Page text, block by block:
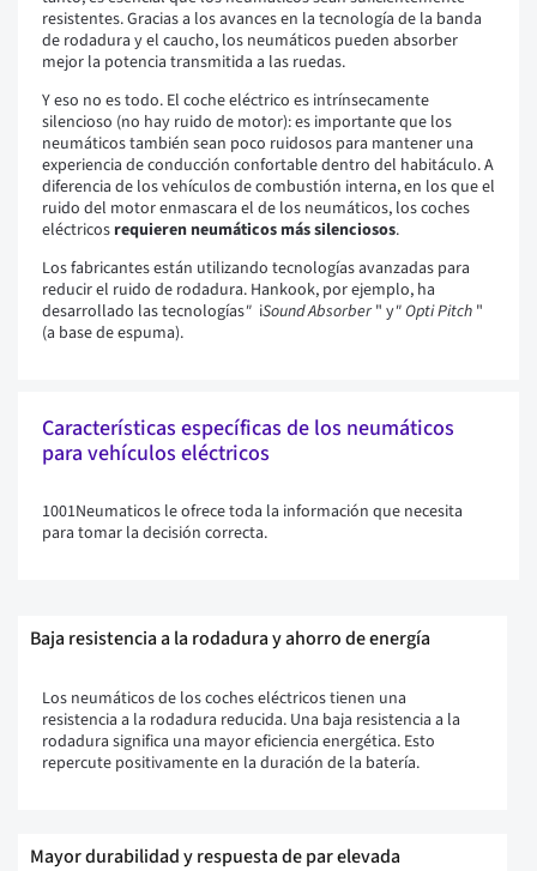
resistentes. Gracias a los avances en la tecnología de la banda
de rodadura y el caucho, los neumáticos pueden absorber
mejor la potencia transmitida a las ruedas.
Y eso no es todo. El coche eléctrico es intrínsecamente
silencioso (no hay ruido de motor): es importante que los
neumáticos también sean poco ruidosos para mantener una
experiencia de conducción confortable dentro del habitáculo. A
diferencia de los vehículos de combustión interna, en los que el
ruido del motor enmascara el de los neumáticos, los coches
eléctricos requieren neumáticos más silenciosos.
Los fabricantes están utilizando tecnologías avanzadas para
reducir el ruido de rodadura. Hankook, por ejemplo, ha
desarrollado las tecnologías" iSound Absorber" y"Opti Pitch "
(a base de espuma).
Características específicas de los neumáticos
para vehículos eléctricos
1001Neumaticos le ofrece toda la información que necesita
para tomar la decisión correcta.
Baja resistencia a la rodadura y ahorro de energía
Los neumáticos de los coches eléctricos tienen una
resistencia a la rodadura reducida. Una baja resistencia a la
rodadura significa una mayor eficiencia energética. Esto
repercute positivamente en la duración de la batería.
Mayor durabilidad y respuesta de par elevada